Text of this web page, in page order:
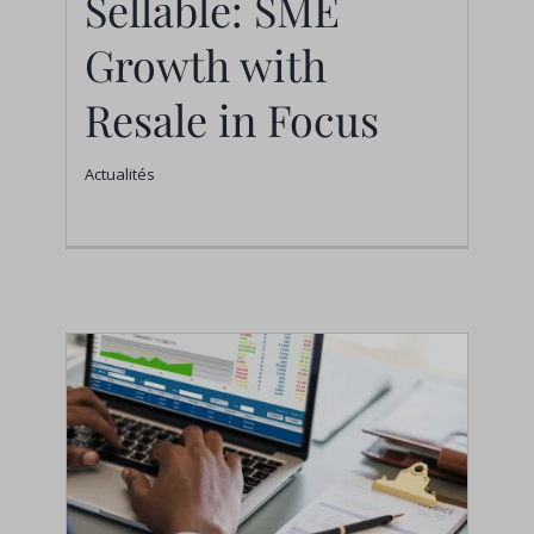
with Resale in Focus
Actualités
Growth with
Resale in Focus
Actualités